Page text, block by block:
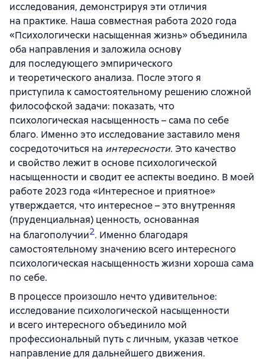
исследования, демонстрируя эти отличия
на практике. Наша совместная работа 2020 года
«Психологически насыщенная жизнь» объединила
оба направления и заложила основу
для последующего эмпирического
и теоретического анализа. После этого я
приступила к самостоятельному решению сложной
философской задачи: показать, что
психологическая насыщенность – сама по себе
благо. Именно это исследование заставило меня
сосредоточиться на интересности. Это качество
и свойство лежит в основе психологической
насыщенности и сводит ее аспекты воедино. В моей
работе 2023 года «Интересное и приятное»
утверждается, что интересное – это внутренняя
(пруденциальная) ценность, основанная
на благополучии2. Именно благодаря
самостоятельному значению всего интересного
психологическая насыщенность жизни хороша сама
по себе.
В процессе произошло нечто удивительное:
исследование психологической насыщенности
и всего интересного объединило мой
профессиональный путь с личным, указав четкое
направление для дальнейшего движения.